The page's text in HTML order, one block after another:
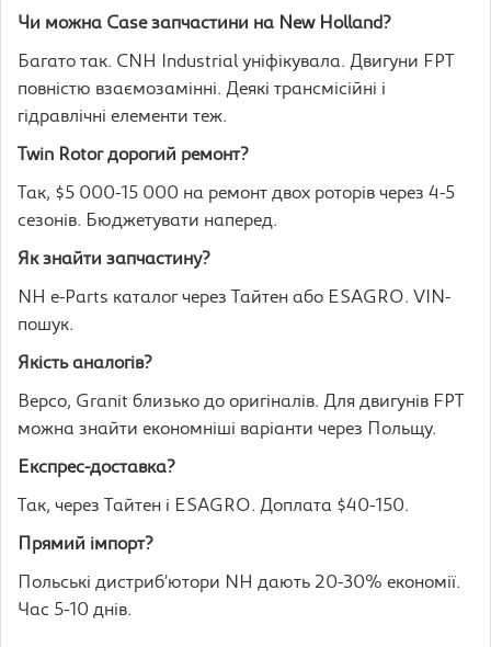
Чи можна Case запчастини на New Holland?
Багато так. CNH Industrial уніфікувала. Двигуни FPT
повністю взаємозамінні. Деякі трансмісійні і
гідравлічні елементи теж.
Twin Rotor дорогий ремонт?
Так, $5 000-15 000 на ремонт двох роторів через 4-5
сезонів. Бюджетувати наперед.
Як знайти запчастину?
NH e-Parts каталог через Тайтен або ESAGRO. VIN-
пошук.
Якість аналогів?
Bepco, Granit близько до оригіналів. Для двигунів FPT
можна знайти економніші варіанти через Польщу.
Експрес-доставка?
Так, через Тайтен і ESAGRO. Доплата $40-150.
Прямий імпорт?
Польські дистриб’ютори NH дають 20-30% економії.
Час 5-10 днів.